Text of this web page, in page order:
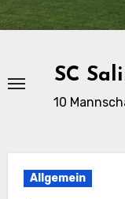
SC
10
Allgemein